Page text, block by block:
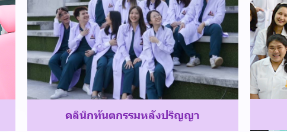
คลินิกทันตกรรมหลังปริญญา